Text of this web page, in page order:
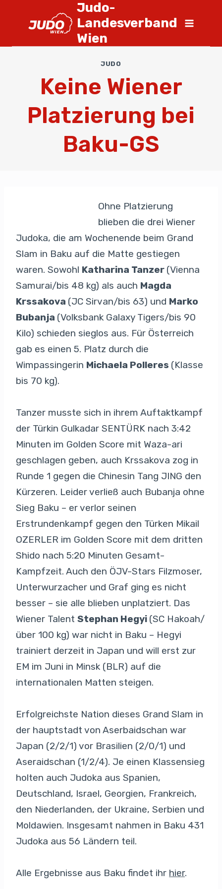
Judo-
Landesverband
Wien
JUDO
Keine Wiener
Platzierung bei
Baku-GS
Ohne Platzierung
blieben die drei Wiener
Judoka, die am Wochenende beim Grand
Slam in Baku auf die Matte gestiegen
waren. Sowohl Katharina Tanzer (Vienna
Samurai/bis 48 kg) als auch Magda
Krssakova (JC Sirvan/bis 63) und Marko
Bubanja (Volksbank Galaxy Tigers/bis 90
Kilo) schieden sieglos aus. Für Österreich
gab es einen 5. Platz durch die
Wimpassingerin Michaela Polleres (Klasse
bis 70 kg).
Tanzer musste sich in ihrem Auftaktkampf
der Türkin Gulkadar SENTÜRK nach 3:42
Minuten im Golden Score mit Waza-ari
geschlagen geben, auch Krssakova zog in
Runde 1 gegen die Chinesin Tang JING den
Kürzeren. Leider verließ auch Bubanja ohne
Sieg Baku – er verlor seinen
Erstrundenkampf gegen den Türken Mikail
OZERLER im Golden Score mit dem dritten
Shido nach 5:20 Minuten Gesamt-
Kampfzeit. Auch den ÖJV-Stars Filzmoser,
Unterwurzacher und Graf ging es nicht
besser – sie alle blieben unplatziert. Das
Wiener Talent Stephan Hegyi (SC Hakoah/
über 100 kg) war nicht in Baku – Hegyi
trainiert derzeit in Japan und will erst zur
EM im Juni in Minsk (BLR) auf die
internationalen Matten steigen.
Erfolgreichste Nation dieses Grand Slam in
der hauptstadt von Aserbaidschan war
Japan (2/2/1) vor Brasilien (2/0/1) und
Aseraidschan (1/2/4). Je einen Klassensieg
holten auch Judoka aus Spanien,
Deutschland, Israel, Georgien, Frankreich,
den Niederlanden, der Ukraine, Serbien und
Moldawien. Insgesamt nahmen in Baku 431
Judoka aus 56 Ländern teil.
Alle Ergebnisse aus Baku findet ihr hier.